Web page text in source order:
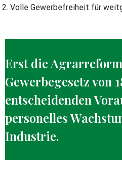
Volle Gewerbefreiheit für
Erst die Agrarreform
Gewerbegesetz von
entscheidenden
personelles
Industrie.